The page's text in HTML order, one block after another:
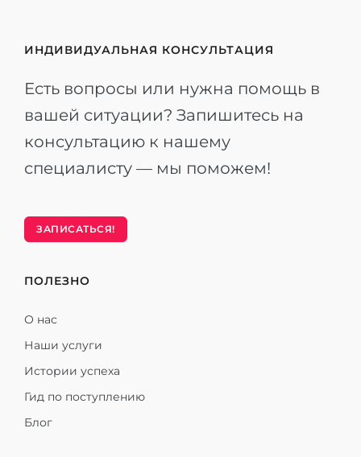
ИНДИВИДУАЛЬНАЯ КОНСУЛЬТАЦИЯ
Есть вопросы или нужна помощь в
вашей ситуации? Запишитесь на
консультацию к нашему
специалисту — мы поможем!
ЗАПИСАТЬСЯ!
ПОЛЕЗНО
О нас
Наши услуги
Истории успеха
Гид по поступлению
Блог